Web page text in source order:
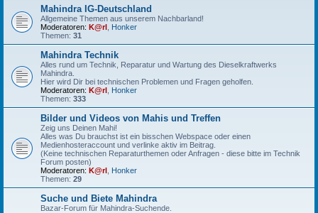
Mahindra IG-Deutschland
Allgemeine Themen aus unserem Nachbarland!
Moderatoren: K@rl Honker
Themen: 31
Mahindra Technik
Alles rund um Technik, Reparatur und Wartung des Dieselkraftwerks
Mahindra.
Hier wird Dir bei technischen Problemen und Fragen geholfen.
Moderatoren: K@rl Honker
Themen: 333
Bilder und Videos von Mahis und Treffen
Zeig uns Deinen Mahi!
Alles was Du brauchst ist ein bisschen Webspace oder einen
Medienhosteraccount und verlinke aktiv im Beitrag.
(Keine technischen Reparaturthemen oder Anfragen - diese bitte im Technik
Forum posten)
Moderatoren: K@rl Honker
Themen: 29
Suche und Biete Mahindra
Bazar-Forum für Mahindra-Suchende.